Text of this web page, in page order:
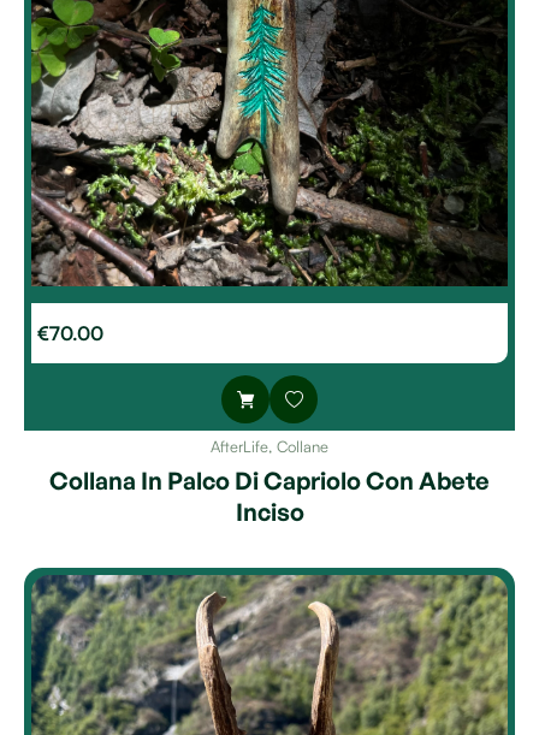
€70.00
AfterLife, Collane
Collana In Palco Di Capriolo Con Abete
Inciso